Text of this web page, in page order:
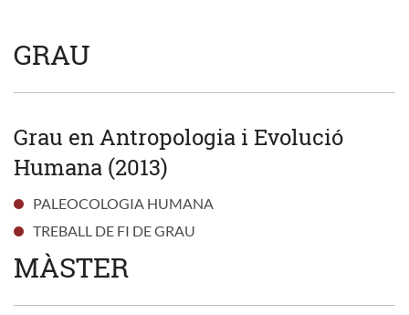
GRAU
Grau en Antropologia i Evolució
Humana (2013)
PALEOCOLOGIA HUMANA
TREBALL DE FI DE GRAU
MÀSTER